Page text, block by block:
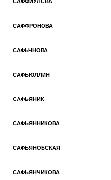
САФФИУЛОВА
САФФРОНОВА
САФЬЧНОВА
САФЬЮЛЛИН
САФЬЯНИК
САФЬЯННИКОВА
САФЬЯНОВСКАЯ
САФЬЯНЧИКОВА